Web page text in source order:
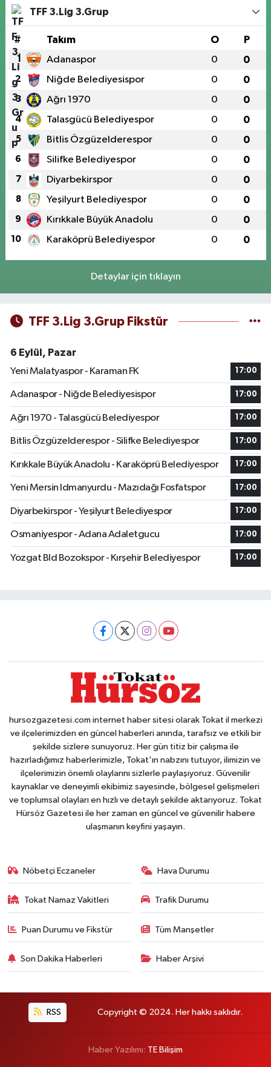
TFF 3.Lig 3.Grup
# Takım O P
1 Adanaspor 0 0
2 Niğde Belediyesispor 0 0
3 Ağrı 1970 0 0
4 Talasgücü Belediyespor 0 0
5 Bitlis Özgüzelderespor 0 0
6 Silifke Belediyespor 0 0
7 Diyarbekirspor 0 0
8 Yeşilyurt Belediyespor 0 0
9 Kırıkkale Büyük Anadolu 0 0
10 Karaköprü Belediyespor 0 0
Detaylar için tıklayın
TFF 3.Lig 3.Grup Fikstür
6 Eylül, Pazar
Yeni Malatyaspor - Karaman FK
17:00
Adanaspor - Niğde Belediyesispor 17:00
Ağrı 1970 - Talasgücü Belediyespor 17:00
Bitlis Özgüzelderespor - Silifke Belediyespor 17:00
Kırıkkale Büyük Anadolu - Karaköprü Belediyespor 17:00
Yeni Mersin Idmanyurdu - Mazıdağı Fosfatspor 17:00
Diyarbekirspor - Yeşilyurt Belediyespor 17:00
Osmaniyespor - Adana Adaletgucu 17:00
Yozgat Bld Bozokspor - Kırşehir Belediyespor 17:00
hursozgazetesi.com internet haber sitesi olarak Tokat il merkezi
ve ilçelerimizden en güncel haberleri anında, tarafsız ve etkili bir
şekilde sizlere sunuyoruz. Her gün titiz bir çalışma ile
hazırladığımız haberlerimizle, Tokat'ın nabzını tutuyor, ilimizin ve
ilçelerimizin önemli olaylarını sizlerle paylaşıyoruz. Güvenilir
kaynaklar ve deneyimli ekibimiz sayesinde, bölgesel gelişmeleri
ve toplumsal olayları en hızlı ve detaylı şekilde aktarıyoruz. Tokat
Hürsöz Gazetesi ile her zaman en güncel ve güvenilir habere
ulaşmanın keyfini yaşayın.
Nöbetçi Eczaneler Hava Durumu
Tokat Namaz Vakitleri Trafik Durumu
Puan Durumu ve Fikstür Tüm Manşetler
Son Dakika Haberleri Haber Arşivi
RSS Copyright © 2024. Her hakkı saklıdır.
Haber Yazılımı: TE Bilişim